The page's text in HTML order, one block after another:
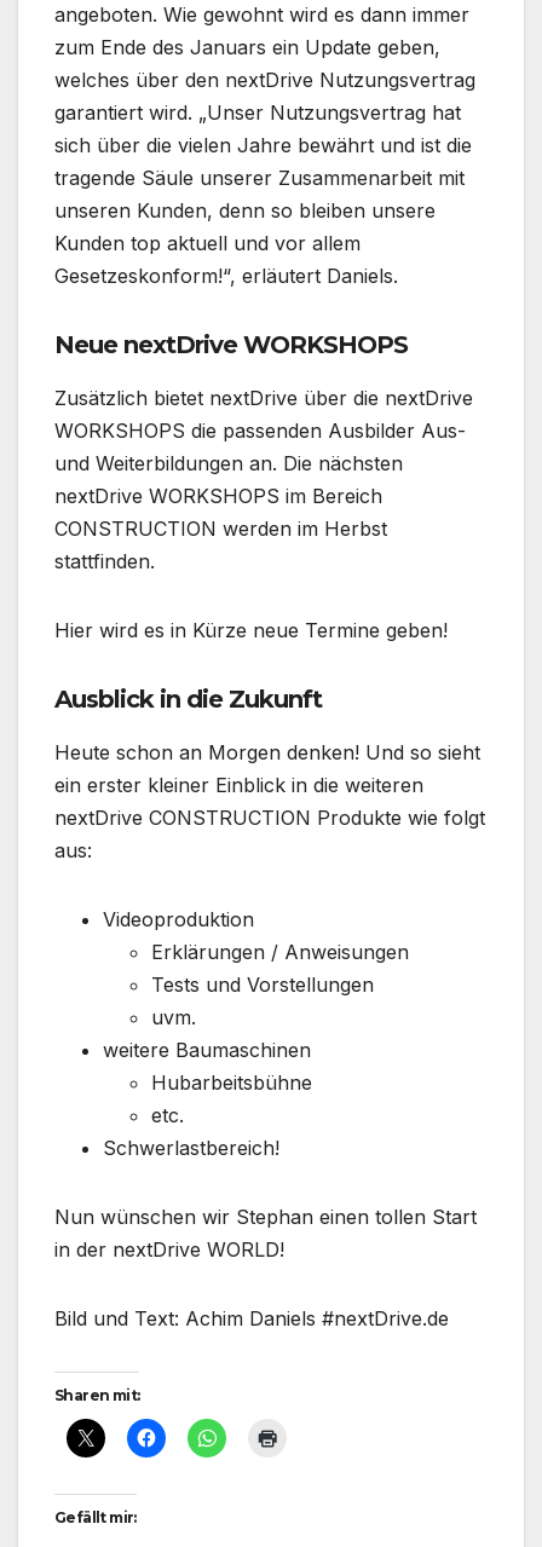
angeboten. Wie gewohnt wird es dann immer
zum Ende des Januars ein Update geben,
welches über den nextDrive Nutzungsvertrag
garantiert wird. „Unser Nutzungsvertrag hat
sich über die vielen Jahre bewährt und ist die
tragende Säule unserer Zusammenarbeit mit
unseren Kunden, denn so bleiben unsere
Kunden top aktuell und vor allem
Gesetzeskonform!“, erläutert Daniels.
Neue nextDrive WORKSHOPS
Zusätzlich bietet nextDrive über die nextDrive
WORKSHOPS die passenden Ausbilder Aus-
und Weiterbildungen an. Die nächsten
nextDrive WORKSHOPS im Bereich
CONSTRUCTION werden im Herbst
stattfinden.
Hier wird es in Kürze neue Termine geben!
Ausblick in die Zukunft
Heute schon an Morgen denken! Und so sieht
ein erster kleiner Einblick in die weiteren
nextDrive CONSTRUCTION Produkte wie folgt
aus:
Videoproduktion
Erklärungen / Anweisungen
Tests und Vorstellungen
uvm.
weitere Baumaschinen
Hubarbeitsbühne
etc.
Schwerlastbereich!
Nun wünschen wir Stephan einen tollen Start
in der nextDrive WORLD!
Bild und Text: Achim Daniels #nextDrive.de
Sharen mit:
Gefällt mir: